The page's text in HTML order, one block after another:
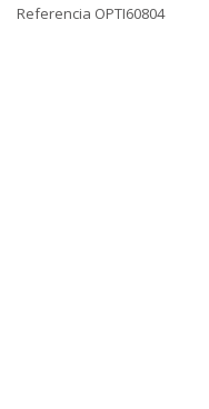
Referencia OPTI60804